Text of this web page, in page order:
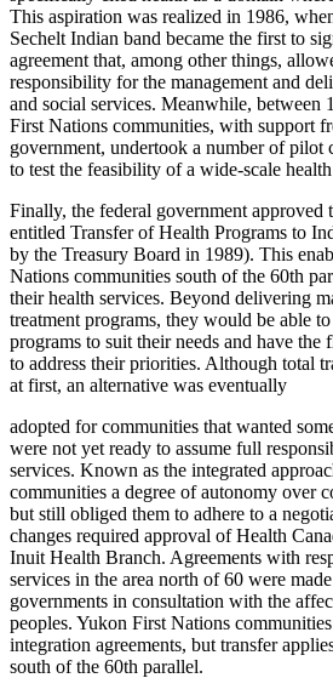
This aspiration was realized in 1986,
Sechelt Indian band became the first to
agreement that, among other things,
responsibility for the management and
and social services. Meanwhile, between
First Nations communities, with support
government, undertook a number of pilot
to test the feasibility of a wide-scale
Finally, the federal government
entitled Transfer of Health Programs to
by the Treasury Board in 1989). This
Nations communities south of the 60th
their health services. Beyond delivering
treatment programs, they would be able
programs to suit their needs and have
to address their priorities. Although total
at first, an alternative was eventually
adopted for communities that wanted
were not yet ready to assume full
services. Known as the integrated
communities a degree of autonomy over
but still obliged them to adhere to a
changes required approval of Health
Inuit Health Branch. Agreements with
services in the area north of 60 were
governments in consultation with the
peoples. Yukon First Nations
integration agreements, but transfer
south of the 60th parallel.